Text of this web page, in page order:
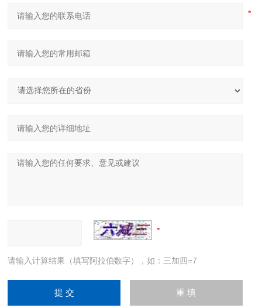
请输入计算结果（填写阿拉伯数字），如：三加四=7